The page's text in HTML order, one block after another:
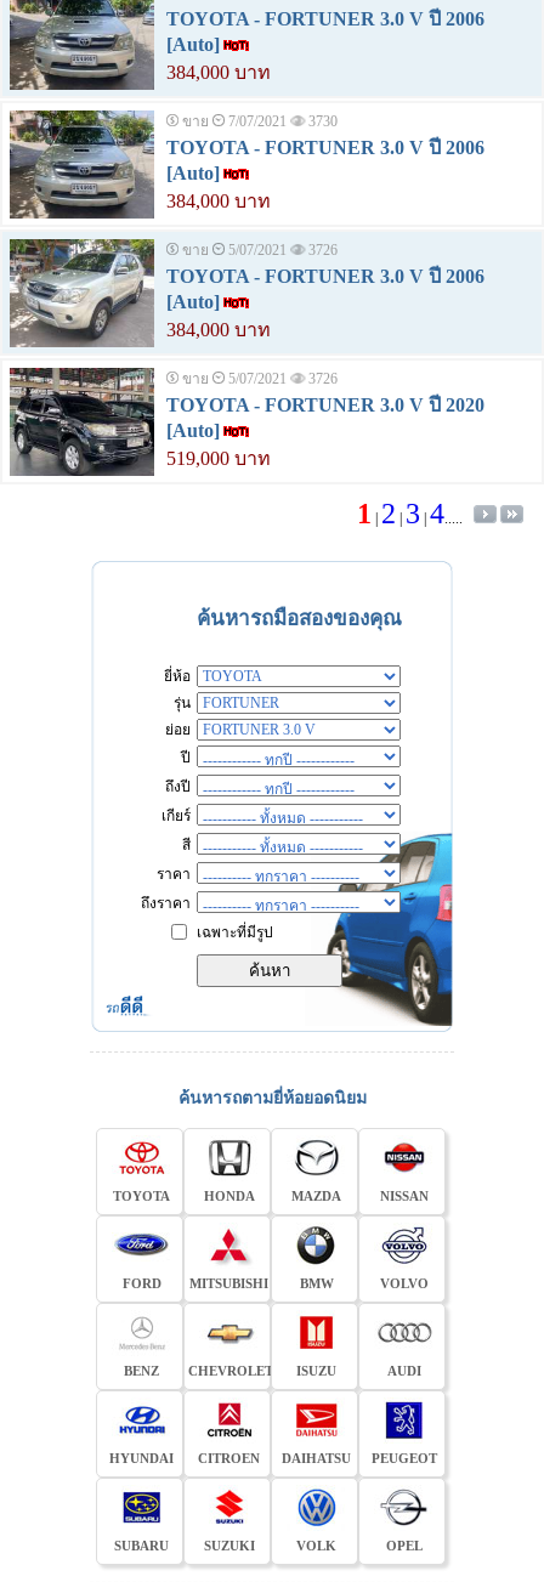
TOYOTA - FORTUNER 3.0 V ปี 2006
[Auto]
384,000 บาท
ขาย 7/07/2021 3730
TOYOTA - FORTUNER 3.0 V ปี 2006
[Auto]
384,000 บาท
ขาย 5/07/2021 3726
TOYOTA - FORTUNER 3.0 V ปี 2006
[Auto]
384,000 บาท
ขาย 5/07/2021 3726
TOYOTA - FORTUNER 3.0 V ปี 2020
[Auto]
519,000 บาท
1 2 3 4.....
ค้นหารถมือสองของคุณ
ยี่ห้อ
รุ่น
ย่อย
ปี
ถึงปี
เกียร์
สี
ราคา
ถึงราคา
เฉพาะที่มีรูป
ค้นหารถตามยี่ห้อยอดนิยม
TOYOTA HONDA MAZDA NISSAN
FORD MITSUBISHI BMW VOLVO
BENZ CHEVROLET ISUZU AUDI
HYUNDAI CITROEN DAIHATSU PEUGEOT
SUBARU SUZUKI VOLK OPEL